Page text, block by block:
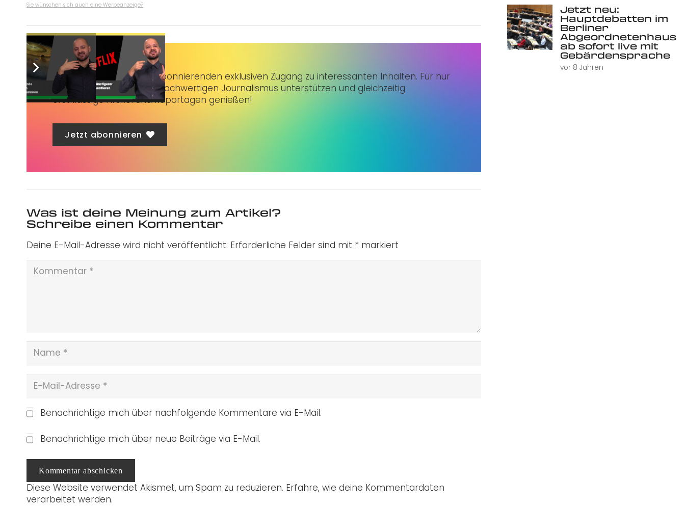
Sie wünschen sich auch eine Werbeanzeige?
Taubenschlag+bietet Abonnierenden exklusiven Zugang zu interessanten Inhalten. Für nur
3 € im Monat kannst du hochwertigen Journalismus unterstützen und gleichzeitig
erstklassige Artikel und Reportagen genießen!
Jetzt abonnieren
Was ist deine Meinung zum Artikel?
Schreibe einen Kommentar
Deine E-Mail-Adresse wird nicht veröffentlicht. Erforderliche Felder sind mit * markiert
Benachrichtige mich über nachfolgende Kommentare via E-Mail.
Benachrichtige mich über neue Beiträge via E-Mail.
Kommentar abschicken
Diese Website verwendet Akismet, um Spam zu reduzieren. Erfahre, wie deine Kommentardaten
verarbeitet werden.
Jetzt neu:
Hauptdebatten im
Berliner
Abgeordnetenhaus
ab sofort live mit
Gebärdensprache
vor 8 Jahren